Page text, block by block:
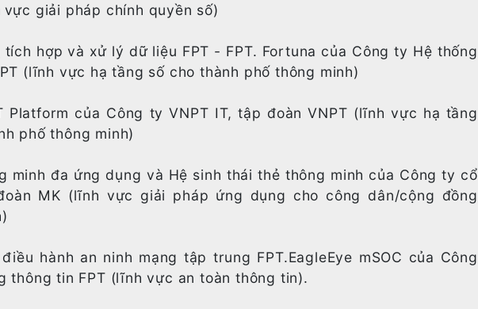
vực giải pháp chính quyền số)
hợp và xử lý dữ liệu FPT - FPT. Fortuna của Công ty Hệ thống
(lĩnh vực hạ tầng số cho thành phố thông minh)
Platform của Công ty VNPT IT, tập đoàn VNPT (lĩnh vực hạ tầng
phố thông minh)
minh đa ứng dụng và Hệ sinh thái thẻ thông minh của Công ty cổ
MK (lĩnh vực giải pháp ứng dụng cho công dân/cộng đồng
hành an ninh mạng tập trung FPT.EagleEye mSOC của Công
thông tin FPT (lĩnh vực an toàn thông tin).